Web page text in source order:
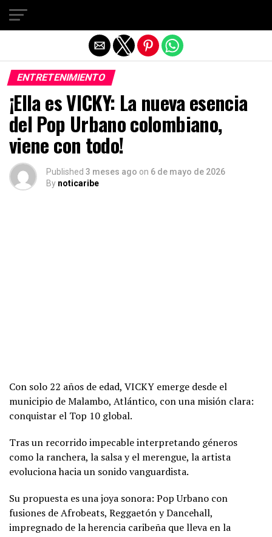
ENTRETENIMIENTO
¡Ella es VICKY: La nueva esencia
del Pop Urbano colombiano,
viene con todo!
Published 3 meses ago on 6 de mayo de 2026
By noticaribe
Con solo 22 años de edad, VICKY emerge desde el
municipio de Malambo, Atlántico, con una misión clara:
conquistar el Top 10 global.
Tras un recorrido impecable interpretando géneros
como la ranchera, la salsa y el merengue, la artista
evoluciona hacia un sonido vanguardista.
Su propuesta es una joya sonora: Pop Urbano con
fusiones de Afrobeats, Reggaetón y Dancehall,
impregnado de la herencia caribeña que lleva en la